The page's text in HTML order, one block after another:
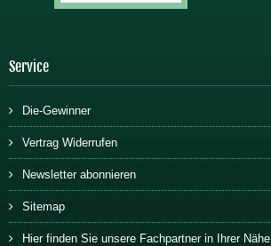
Service
Die-Gewinner
Vertrag Widerrufen
Newsletter abonnieren
Sitemap
Hier finden Sie unsere Fachpartner in Ihrer Nähe